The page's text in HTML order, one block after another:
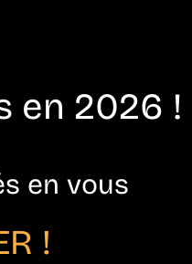
en 2026 !
en vous
!